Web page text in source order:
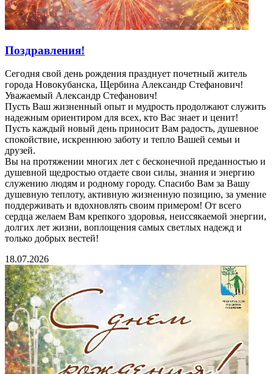
Поздравления!
Сегодня свой день рождения празднует почетный житель
города Новокубанска, Щербина Александр Стефанович!
Уважаемый Александр Стефанович!
Пусть Ваш жизненный опыт и мудрость продолжают служить
надежным ориентиром для всех, кто Вас знает и ценит!
Пусть каждый новый день приносит Вам радость, душевное
спокойствие, искреннюю заботу и тепло Вашей семьи и
друзей.
Вы на протяжении многих лет с бесконечной преданностью и
душевной щедростью отдаете свои силы, знания и энергию
служению людям и родному городу. Спасибо Вам за Вашу
душевную теплоту, активную жизненную позицию, за умение
поддерживать и вдохновлять своим примером! От всего
сердца желаем Вам крепкого здоровья, неиссякаемой энергии,
долгих лет жизни, воплощения самых светлых надежд и
только добрых вестей!
18.07.2026